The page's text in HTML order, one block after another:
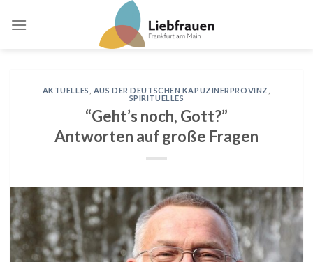
AKTUELLES AUS DER DEUTSCHEN KAPUZINERPROVINZ
SPIRITUELLES
“Geht’s noch, Gott?”
Antworten auf große Fragen